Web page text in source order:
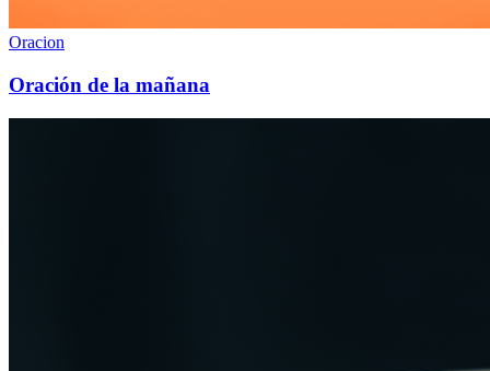
Oracion
Oración de la mañana